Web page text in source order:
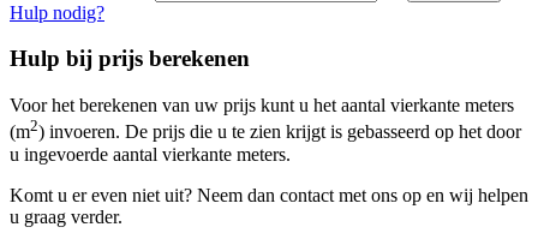
Hulp nodig?
Hulp bij prijs berekenen
Voor het berekenen van uw prijs kunt u het aantal vierkante meters
(m2) invoeren. De prijs die u te zien krijgt is gebasseerd op het door
u ingevoerde aantal vierkante meters.
Komt u er even niet uit? Neem dan contact met ons op en wij helpen
u graag verder.